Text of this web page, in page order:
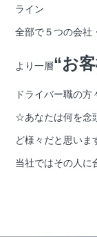
ライン
全部で５つの会社
より一層“お
ドライバー職の方
☆あなたは何を念
ど様々だと思いま
当社ではその人に